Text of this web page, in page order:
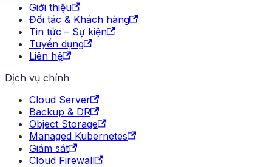
Giới thiệu
Đối tác & Khách hàng
Tin tức – Sự kiện
Tuyển dụng
Liên hệ
Dịch vụ chính
Cloud Server
Backup & DR
Object Storage
Managed Kubernetes
Giám sát
Cloud Firewall